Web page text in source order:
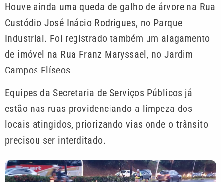
Houve ainda uma queda de galho de árvore na Rua
Custódio José Inácio Rodrigues, no Parque
Industrial. Foi registrado também um alagamento
de imóvel na Rua Franz Maryssael, no Jardim
Campos Elíseos.
Equipes da Secretaria de Serviços Públicos já
estão nas ruas providenciando a limpeza dos
locais atingidos, priorizando vias onde o trânsito
precisou ser interditado.